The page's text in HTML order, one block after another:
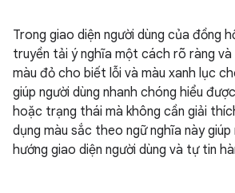
Trong giao diện người dùng của đồng
truyền tải ý nghĩa một cách rõ ràng và
màu đỏ cho biết lỗi và màu xanh lục
giúp người dùng nhanh chóng hiểu
hoặc trạng thái mà không cần giải
dụng màu sắc theo ngữ nghĩa này giúp
hướng giao diện người dùng và tự tin